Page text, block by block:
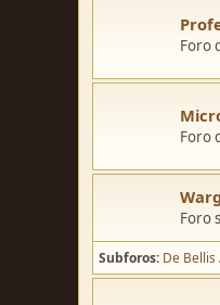
Foro
Foro
Foro
Subforos De